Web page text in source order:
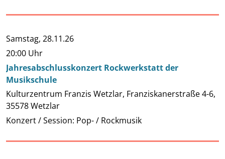
Samstag, 28.11.26
20:00 Uhr
Jahresabschlusskonzert Rockwerkstatt der
Musikschule
Kulturzentrum Franzis Wetzlar, Franziskanerstraße 4-6,
35578 Wetzlar
Konzert / Session: Pop- / Rockmusik